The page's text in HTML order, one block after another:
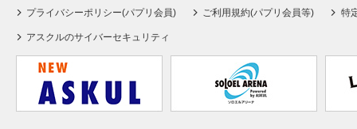
プライバシーポリシー(パプリ会員) ご利用規約(パプリ会員等) 特
アスクルのサイバーセキュリティ